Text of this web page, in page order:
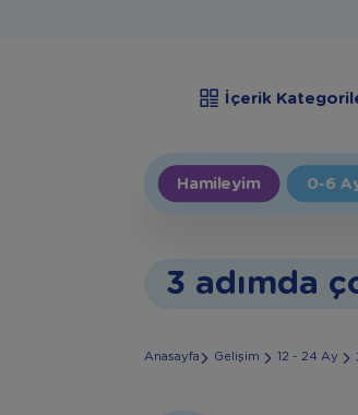
İçerik
Hamileyim 0-6
3 adımda
Anasayfa Gelişim 12 - 24 Ay